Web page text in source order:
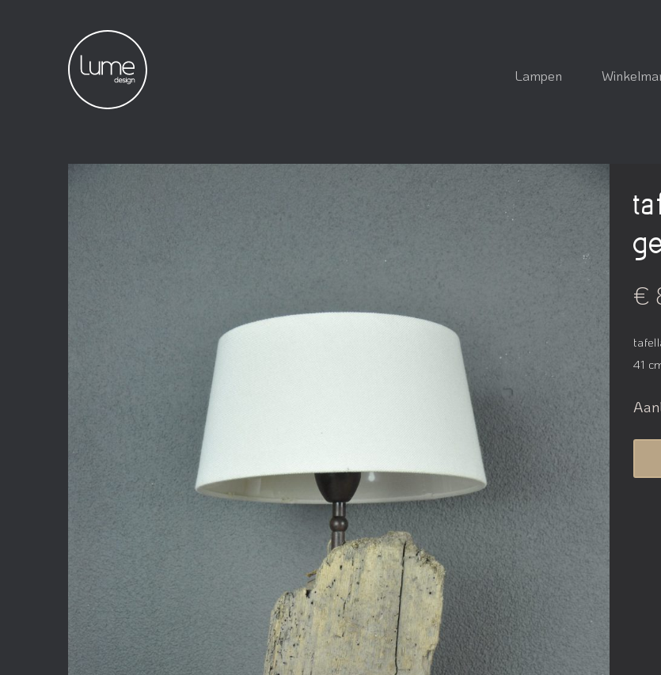
Lampen
€
41